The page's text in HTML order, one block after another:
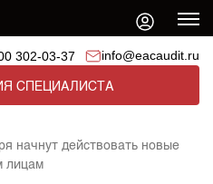
302-03-37 info@eacaudit.ru
СПЕЦИАЛИСТА
начнут действовать новые
лицам